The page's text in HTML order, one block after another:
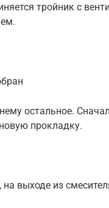
тройник с
остальное.
прокладку.
на выходе из